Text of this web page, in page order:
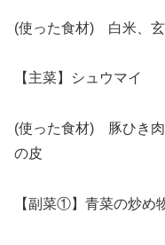
(使った食材) 白米、
【主菜】シュウマイ
(使った食材) 豚ひき肉
の皮
【副菜①】青菜の炒め